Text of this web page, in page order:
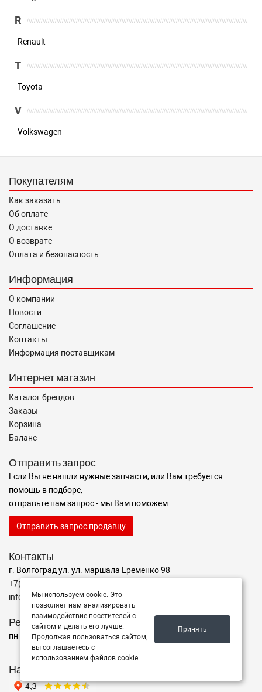
R
Renault
T
Toyota
V
Volkswagen
Покупателям
Как заказать
Об оплате
О доставке
О возврате
Оплата и безопасность
Информация
О компании
Новости
Соглашение
Контакты
Информация поставщикам
Интернет магазин
Каталог брендов
Заказы
Корзина
Баланс
Отправить запрос
Если Вы не нашли нужные запчасти, или Вам требуется
помощь в подборе,
отправьте нам запрос - мы Вам поможем
Отправить запрос продавцу
Контакты
г. Волгоград ул. ул. маршала Еременко 98
+7(962)760-02-00
info@avtomarket34.ru
Режим работы
пн-пт с 10:00 до 15:00, Сб-Вс выходной
Наш рейтинг на Яндексе
Мы используем cookie. Это
позволяет нам анализировать
взаимодействие посетителей с
сайтом и делать его лучше.
Продолжая пользоваться сайтом,
вы соглашаетесь с
использованием файлов cookie.
Принять